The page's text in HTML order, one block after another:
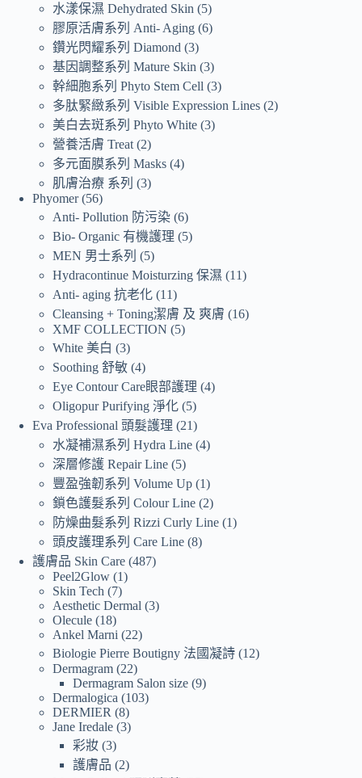
水漾保濕 Dehydrated Skin
5
膠原活膚系列 Anti- Aging 6
鑽光閃耀系列 Diamond 3
基因調整系列 Mature Skin 3
幹細胞系列 Phyto Stem Cell 3
多肽緊緻系列 Visible Expression Lines 2
美白去斑系列 Phyto White 3
營養活膚 Treat 2
多元面膜系列 Masks 4
肌膚治療 系列
3
Phyomer 56
Anti- Pollution 防污染 6
Bio- Organic 有機護理
5
MEN 男士系列
5
Hydracontinue Moisturzing 保濕
11
Anti- aging 抗老化 11
Cleansing + Toning潔膚 及 爽膚
16
XMF COLLECTION
5
White 美白
3
Soothing 舒敏 4
Eye Contour Care眼部護理 4
Oligopur Purifying 淨化 5
Eva Professional 頭髮護理
21
水凝補濕系列 Hydra Line 4
深層修護 Repair Line 5
豐盈強韌系列 Volume Up 1
鎖色護髮系列 Colour Line 2
防燥曲髮系列 Rizzi Curly Line 1
頭皮護理系列 Care Line 8
護膚品 Skin Care 487
Peel2Glow 1
Skin Tech
7
Aesthetic Dermal 3
Olecule 18
Ankel Marni
22
Biologie Pierre Boutigny 法國凝詩 12
Dermagram 22
Dermagram Salon size 9
Dermalogica
103
DERMIER
8
Jane Iredale 3
彩妝 3
護膚品
2